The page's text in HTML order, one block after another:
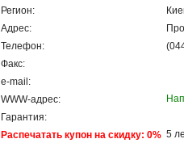
Регион:
Адрес:
Телефон:
Факс:
e-mail:
WWW-адрес:
Гарантия:
Распечатать купон на скидку: 0% 5